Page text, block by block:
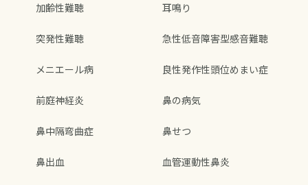
加齢性難聴 耳鳴り
突発性難聴 急性低音障害型感音難聴
メニエール病 良性発作性頭位めまい症
前庭神経炎 鼻の病気
鼻中隔弯曲症 鼻せつ
鼻出血 血管運動性鼻炎